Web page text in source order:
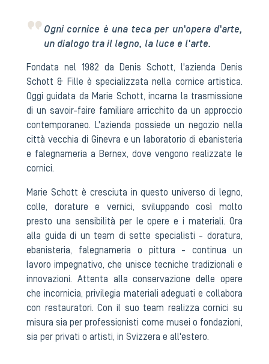
Ogni cornice è una teca per un'opera d'arte,
un dialogo tra il legno, la luce e l'arte.
Fondata nel 1982 da Denis Schott, l'azienda Denis
Schott & Fille è specializzata nella cornice artistica.
Oggi guidata da Marie Schott, incarna la trasmissione
di un savoir-faire familiare arricchito da un approccio
contemporaneo. L'azienda possiede un negozio nella
città vecchia di Ginevra e un laboratorio di ebanisteria
e falegnameria a Bernex, dove vengono realizzate le
cornici.
Marie Schott è cresciuta in questo universo di legno,
colle, dorature e vernici, sviluppando così molto
presto una sensibilità per le opere e i materiali. Ora
alla guida di un team di sette specialisti - doratura,
ebanisteria, falegnameria o pittura - continua un
lavoro impegnativo, che unisce tecniche tradizionali e
innovazioni. Attenta alla conservazione delle opere
che incornicia, privilegia materiali adeguati e collabora
con restauratori. Con il suo team realizza cornici su
misura sia per professionisti come musei o fondazioni,
sia per privati o artisti, in Svizzera e all'estero.